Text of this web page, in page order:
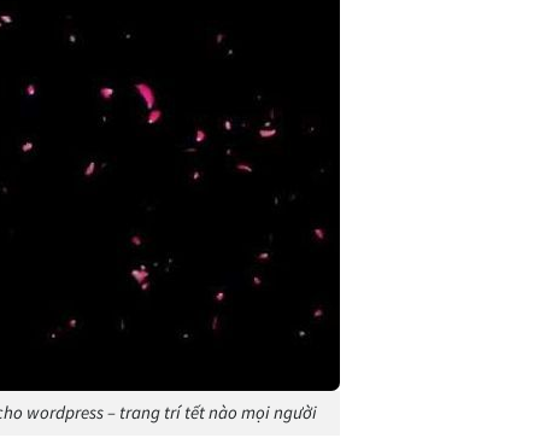
wordpress – trang trí tết nào mọi người